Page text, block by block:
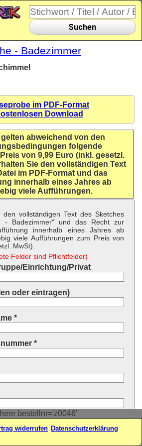
bestellnr='z0046'
Suchen
- Badezimmer
im PDF-Format
Download
abweichend von den
folgende
von 9,99 Euro (inkl. gesetzl.
Sie den vollständigen Text
im PDF-Format und das
innerhalb eines Jahres ab
viele Aufführungen.
vollständigen Text des Sketches
- Badezimmer" und das Recht zur
innerhalb eines Jahres ab
viele Aufführungen zum Preis von
MwSt).
Felder sind Pflichtfelder)
Einrichtung/Privat
oder eintragen)
*
*
oder eintragen)
widerrufen Datenschutzerklärung